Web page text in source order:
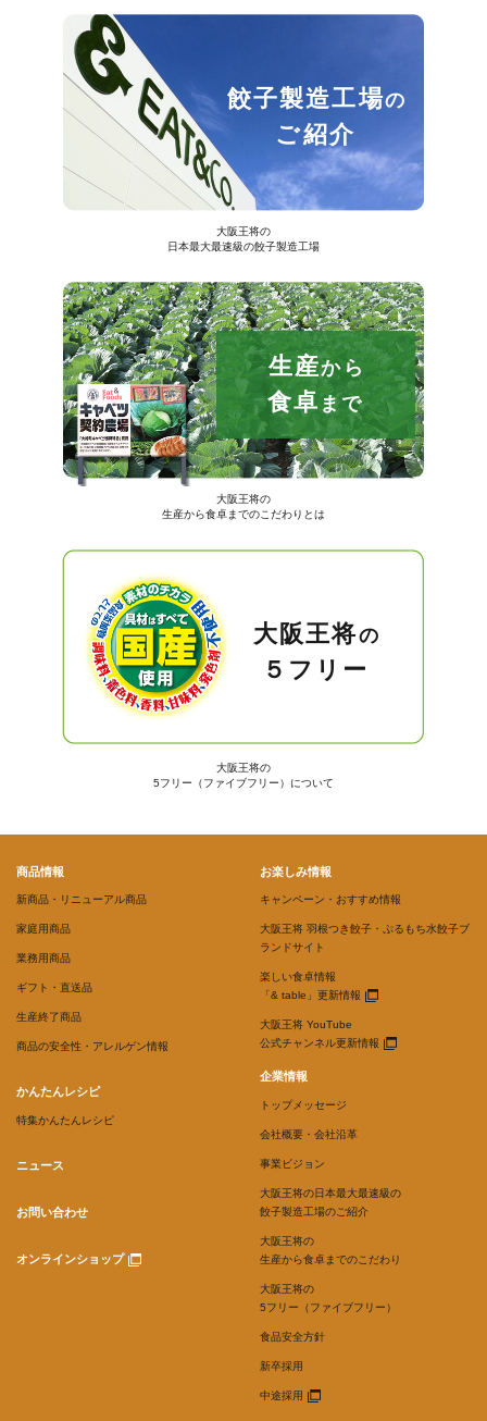
餃子製造工場の
ご紹介
大阪王将の
日本最大最速級の餃子製造工場
生産から
食卓 まで
大阪王将の
生産から食卓までのこだわりとは
大阪王将の
５フリー
大阪王将の
5フリー（ファイブフリー）について
商品情報
新商品・リニューアル商品
家庭用商品
業務用商品
ギフト・直送品
生産終了商品
商品の安全性・アレルゲン情報
お楽しみ情報
キャンペーン・おすすめ情報
大阪王将 羽根つき餃子・ぷるもち水餃子ブ
ランドサイト
楽しい食卓情報
「& table」更新情報
大阪王将 YouTube
公式チャンネル更新情報
かんたんレシピ
特集かんたんレシピ
ニュース
お問い合わせ
オンラインショップ
企業情報
トップメッセージ
会社概要・会社沿革
事業ビジョン
大阪王将の日本最大最速級の
餃子製造工場のご紹介
大阪王将の
生産から食卓までのこだわり
大阪王将の
5フリー（ファイブフリー）
食品安全方針
新卒採用
中途採用